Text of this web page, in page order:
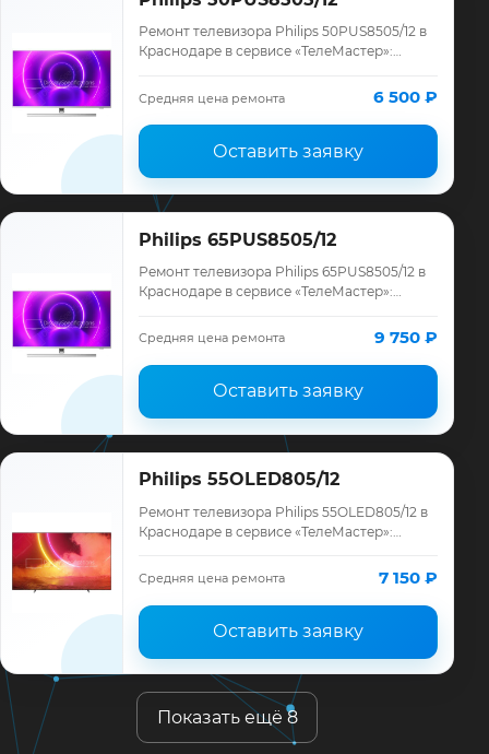
Ремонт телевизора Philips 50PUS8505/12 в
Краснодаре в сервисе «ТелеМастер»:
ремонта, запчасти и гарантия до 12
месяце…
Средняя цена ремонта 6 500 ₽
Оставить заявку
Philips 65PUS8505/12
Ремонт телевизора Philips 65PUS8505/12 в
Краснодаре в сервисе «ТелеМастер»:
ремонта, запчасти и гарантия до 12
Средняя цена ремонта 9 750 ₽
Оставить заявку
Philips 55OLED805/12
Ремонт телевизора Philips 55OLED805/12 в
Краснодаре в сервисе «ТелеМастер»:
ремонта, запчасти и гарантия до 12
месяце…
Средняя цена ремонта 7 150 ₽
Оставить заявку
Показать ещё 8